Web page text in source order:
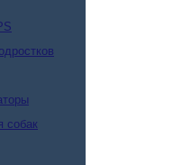
собак